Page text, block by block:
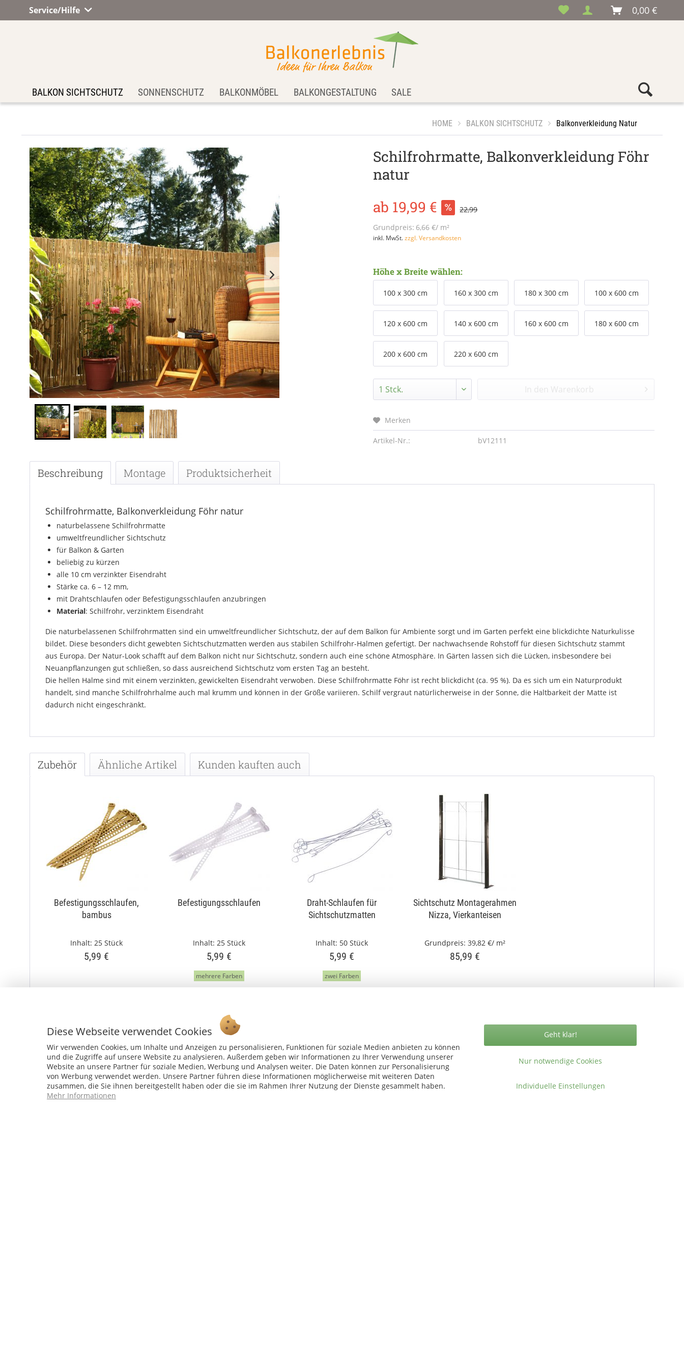
Service/Hilfe 0,00 €
BALKON SICHTSCHUTZ SONNENSCHUTZ BALKONMÖBEL BALKONGESTALTUNG SALE
HOME BALKON SICHTSCHUTZ Balkonverkleidung Natur
Schilfrohrmatte, Balkonverkleidung Föhr
natur
ab 19,99 €
22,99
Grundpreis: 6,66 €/ m²
inkl. MwSt.zzgl. Versandkosten
Höhe x Breite wählen:
100 x 300 cm 160 x 300 cm 180 x 300 cm 100 x 600 cm
120 x 600 cm 140 x 600 cm 160 x 600 cm 180 x 600 cm
200 x 600 cm 220 x 600 cm
In den Warenkorb
Merken
Artikel-Nr.: bV12111
Beschreibung Montage Produktsicherheit
Schilfrohrmatte, Balkonverkleidung Föhr natur
naturbelassene Schilfrohrmatte
umweltfreundlicher Sichtschutz
für Balkon & Garten
beliebig zu kürzen
alle 10 cm verzinkter Eisendraht
Stärke ca. 6 – 12 mm,
mit Drahtschlaufen oder Befestigungsschlaufen anzubringen
Material: Schilfrohr, verzinktem Eisendraht
Die naturbelassenen Schilfrohrmatten sind ein umweltfreundlicher Sichtschutz, der auf dem Balkon für Ambiente sorgt und im Garten perfekt eine blickdichte Naturkulisse
bildet. Diese besonders dicht gewebten Sichtschutzmatten werden aus stabilen Schilfrohr-Halmen gefertigt. Der nachwachsende Rohstoff für diesen Sichtschutz stammt
aus Europa. Der Natur-Look schafft auf dem Balkon nicht nur Sichtschutz, sondern auch eine schöne Atmosphäre. In Gärten lassen sich die Lücken, insbesondere bei
Neuanpflanzungen gut schließen, so dass ausreichend Sichtschutz vom ersten Tag an besteht.
Die hellen Halme sind mit einem verzinkten, gewickelten Eisendraht verwoben. Diese Schilfrohrmatte Föhr ist recht blickdicht (ca. 95 %). Da es sich um ein Naturprodukt
handelt, sind manche Schilfrohrhalme auch mal krumm und können in der Größe variieren. Schilf vergraut natürlicherweise in der Sonne, die Haltbarkeit der Matte ist
dadurch nicht eingeschränkt.
Zubehör Ähnliche Artikel Kunden kauften auch
Befestigungsschlaufen,
bambus
Inhalt:25 Stück
5,99 €
Befestigungsschlaufen
Inhalt:25 Stück
5,99 €
mehrere Farben
Draht-Schlaufen für
Sichtschutzmatten
Inhalt: 50 Stück
5,99 €
zwei Farben
Sichtschutz Montagerahmen
Nizza, Vierkanteisen
Grundpreis: 39,82 €/ m²
85,99 €
Vertrag widerrufen
Ab 75 € versandkostenfrei *
Diese Webseite verwendet Cookies
Wir verwenden Cookies, um Inhalte und Anzeigen zu personalisieren, Funktionen für soziale Medien anbieten zu können
und die Zugriffe auf unsere Website zu analysieren. Außerdem geben wir Informationen zu Ihrer Verwendung unserer
Website an unsere Partner für soziale Medien, Werbung und Analysen weiter. Die Daten können zur Personalisierung
von Werbung verwendet werden. Unsere Partner führen diese Informationen möglicherweise mit weiteren Daten
zusammen, die Sie ihnen bereitgestellt haben oder die sie im Rahmen Ihrer Nutzung der Dienste gesammelt haben.
Mehr Informationen
Nur notwendige Cookies
Geht klar!
Individuelle Einstellungen